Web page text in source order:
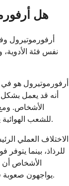
هل
أرفورموتيرول
نفس فئة الأدوية،
أرفورموتيرول هو
أنه قد يعمل
الأشخاص.
للشعب الهوائية يساعد في أعراض مرض الانسداد الرئوي المزمن.
الاختلاف العملي
للرذاذ، بينما
الأشخاص أن
يواجهون صعوبة في تنسيق تنفسهم مع أجهزة الاستنشاق التقليدية.